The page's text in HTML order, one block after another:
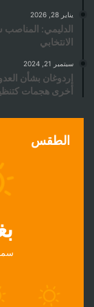
يناير 28, 2026
الدليمي:
الانتخابي
سبتمبر 21, 2024
إردوغان بشأن
أخرى هجمات
الطقس